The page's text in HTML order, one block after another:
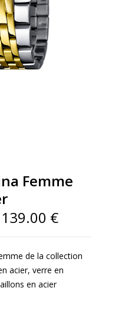
Femme
139.00 €
de la collection
acier, verre en
en acier